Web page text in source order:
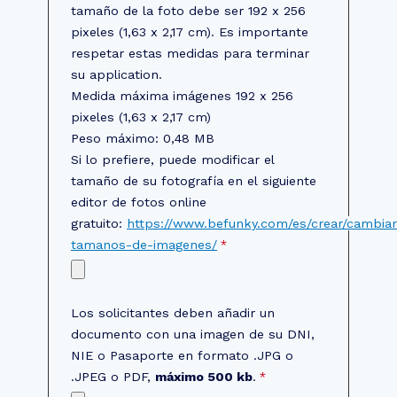
tamaño de la foto debe ser 192 x 256
pixeles (1,63 x 2,17 cm). Es importante
respetar estas medidas para terminar
su application.
Medida máxima imágenes 192 x 256
pixeles (1,63 x 2,17 cm)
Peso máximo: 0,48 MB
Si lo prefiere, puede modificar el
tamaño de su fotografía en el siguiente
editor de fotos online
gratuito: https://www.befunky.com/es/crear/
tamanos-de-imagenes/
Los solicitantes deben añadir un
documento con una imagen de su DNI,
NIE o Pasaporte en formato .JPG o
.JPEG o PDF, máximo 500 kb.